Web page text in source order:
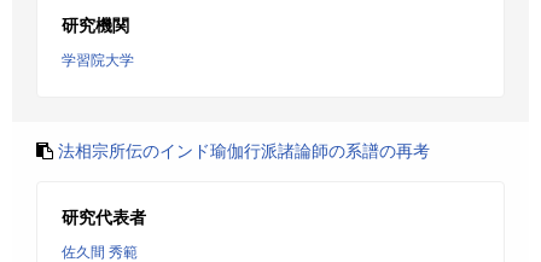
研究機関
学習院大学
法相宗所伝のインド瑜伽行派諸論師の系譜の再考
研究代表者
佐久間 秀範